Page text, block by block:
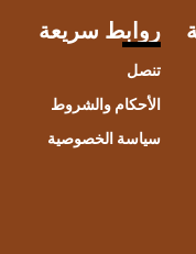
روابط سريعة
الأحكام والشروط
سياسة الخصوصية